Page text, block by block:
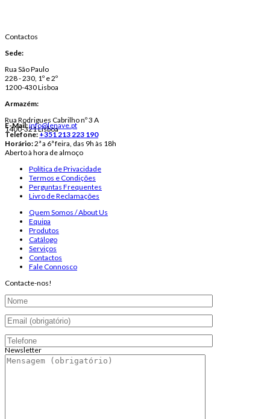
Contactos
Sede:
Rua São Paulo
228 - 230, 1º e 2º
1200-430 Lisboa
Armazém:
Rua Rodrigues Cabrilho nº 3 A
1400-321 Lisboa
E-Mail:info@lenave.pt
Telefone:+351 213 223 190
Horário:2ª a 6ª feira, das 9h às 18h
Aberto à hora de almoço
Política de Privacidade
Termos e Condições
Perguntas Frequentes
Livro de Reclamações
Quem Somos / About Us
Equipa
Produtos
Catálogo
Serviços
Contactos
Fale Connosco
Contacte-nos!
Newsletter
Endereço de email: